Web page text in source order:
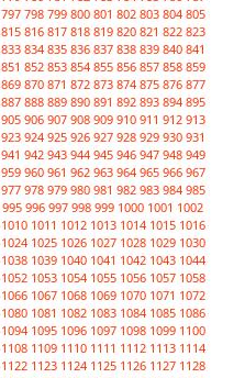
797 798 799 800 801 802 803 804 805
815 816 817 818 819 820 821 822 823
833 834 835 836 837 838 839 840 841
851 852 853 854 855 856 857 858 859
869 870 871 872 873 874 875 876 877
887 888 889 890 891 892 893 894 895
905 906 907 908 909 910 911 912 913
923 924 925 926 927 928 929 930 931
941 942 943 944 945 946 947 948 949
959 960 961 962 963 964 965 966 967
977 978 979 980 981 982 983 984 985
995 996 997 998 999 1000 1001 1002
1010 1011 1012 1013 1014 1015 1016
1024 1025 1026 1027 1028 1029 1030
1038 1039 1040 1041 1042 1043 1044
1052 1053 1054 1055 1056 1057 1058
1066 1067 1068 1069 1070 1071 1072
1080 1081 1082 1083 1084 1085 1086
1094 1095 1096 1097 1098 1099 1100
1108 1109 1110 1111 1112 1113 1114
1122 1123 1124 1125 1126 1127 1128